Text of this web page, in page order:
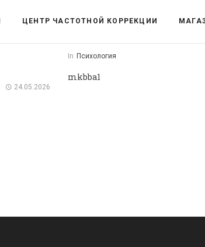
ЦЕНТР ЧАСТОТНОЙ КОРРЕКЦИИ
24.05.2026
In Психология
mkbba1